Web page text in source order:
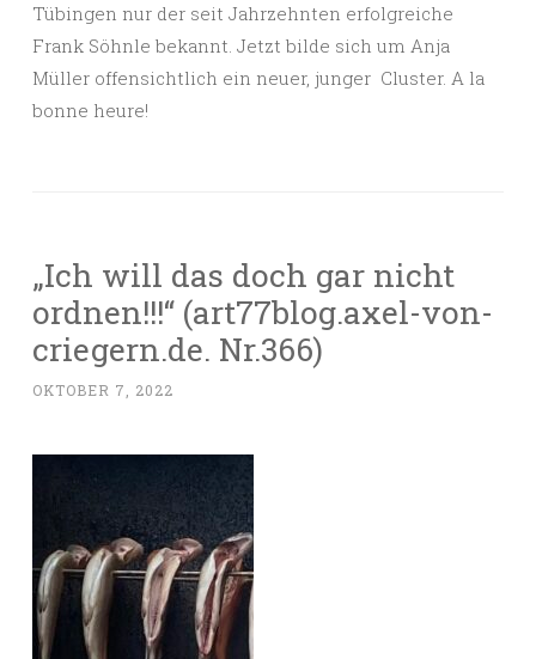
Tübingen nur der seit Jahrzehnten erfolgreiche
Frank Söhnle bekannt. Jetzt bilde sich um Anja
Müller offensichtlich ein neuer, junger Cluster. A la
bonne heure!
„Ich will das doch gar nicht
ordnen!!!“ (art77blog.axel-von-
criegern.de. Nr.366)
OKTOBER 7, 2022